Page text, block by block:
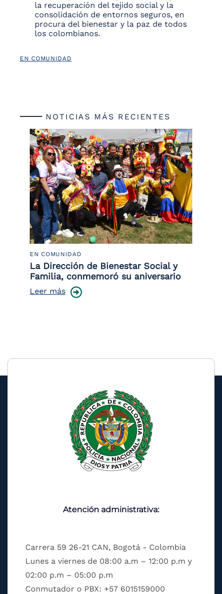
la recuperación del tejido social y la
consolidación de entornos seguros, en
procura del bienestar y la paz de todos
los colombianos.
EN COMUNIDAD
NOTICIAS MÁS RECIENTES
EN COMUNIDAD
La Dirección de Bienestar Social y
Familia, conmemoró su aniversario
Leer más
Atención administrativa:
Carrera 59 26-21 CAN, Bogotá - Colombia
Lunes a viernes de 08:00 a.m – 12:00 p.m y
02:00 p.m – 05:00 p.m
Conmutador o PBX: +57 6015159000